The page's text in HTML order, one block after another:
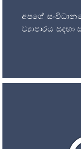
අපගේ
ව්‍යාපාරය